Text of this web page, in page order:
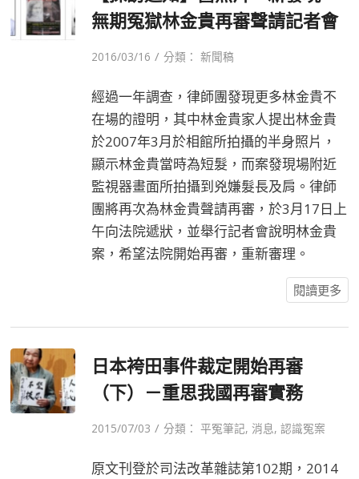
無期冤獄林金貴再審聲請記者會
2016/03/16 / 分類：新聞稿
經過一年調查，律師團發現更多林金貴不
在場的證明，其中林金貴家人提出林金貴
於2007年3月於相館所拍攝的半身照片，
顯示林金貴當時為短髮，而案發現場附近
監視器畫面所拍攝到兇嫌髮長及肩。律師
團將再次為林金貴聲請再審，於3月17日上
午向法院遞狀，並舉行記者會說明林金貴
案，希望法院開始再審，重新審理。
閱讀更多
日本袴田事件裁定開始再審
（下）－重思我國再審實務
2015/07/03 / 分類：平冤筆記,消息,認識冤案
原文刊登於司法改革雜誌第102期，2014